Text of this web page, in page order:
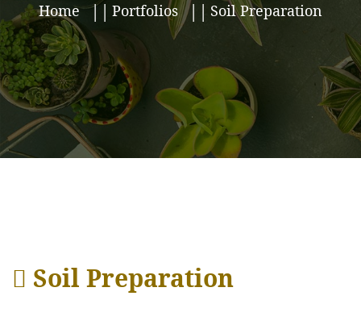
Home Portfolios Soil Preparation
Soil Preparation